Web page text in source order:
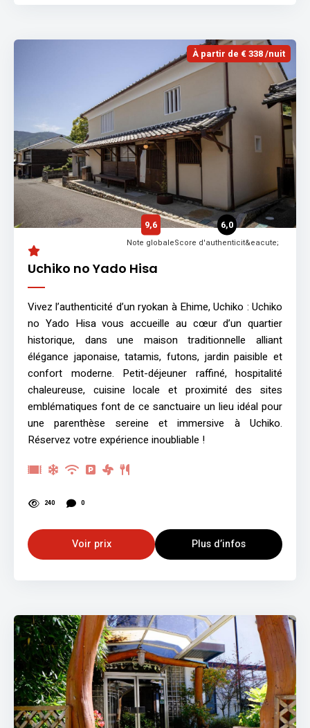
À partir de € 338 /nuit
Uchiko no Yado Hisa
9,6
Note globale
6,0
Score d'authenticit&eacute;
Vivez l’authenticité d’un ryokan à Ehime, Uchiko : Uchiko
no Yado Hisa vous accueille au cœur d’un quartier
historique, dans une maison traditionnelle alliant
élégance japonaise, tatamis, futons, jardin paisible et
confort moderne. Petit-déjeuner raffiné, hospitalité
chaleureuse, cuisine locale et proximité des sites
emblématiques font de ce sanctuaire un lieu idéal pour
une parenthèse sereine et immersive à Uchiko.
Réservez votre expérience inoubliable !
240 0
Voir prix Plus d’infos